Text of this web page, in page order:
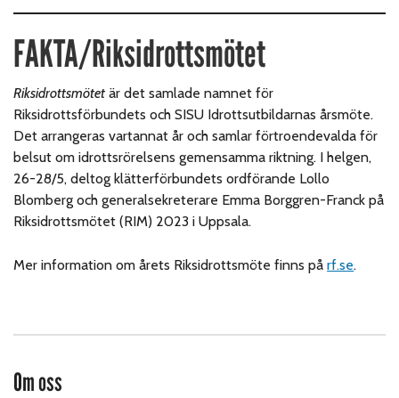
FAKTA/Riksidrottsmötet
Riksidrottsmötet är det samlade namnet för
Riksidrottsförbundets och SISU Idrottsutbildarnas årsmöte.
Det arrangeras vartannat år och samlar förtroendevalda för
belsut om idrottsrörelsens gemensamma riktning. I helgen,
26-28/5, deltog klätterförbundets ordförande Lollo
Blomberg och generalsekreterare Emma Borggren-Franck på
Riksidrottsmötet (RIM) 2023 i Uppsala.
Mer information om årets Riksidrottsmöte finns pårf.se.
Om oss